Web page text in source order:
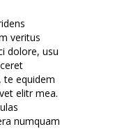
veritus
dolore, usu
te equidem
elitr mea.
numquam